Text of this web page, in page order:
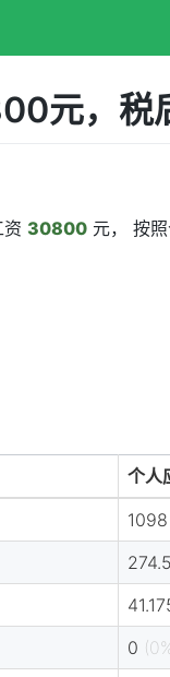
元，税
30800 元， 按
个人
1098
274.5
0